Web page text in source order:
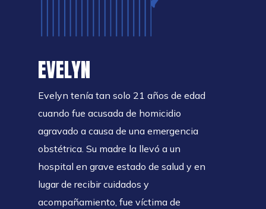
EVELYN
Evelyn tenía tan solo 21 años de edad
cuando fue acusada de homicidio
agravado a causa de una emergencia
obstétrica. Su madre la llevó a un
hospital en grave estado de salud y en
lugar de recibir cuidados y
acompañamiento, fue víctima de